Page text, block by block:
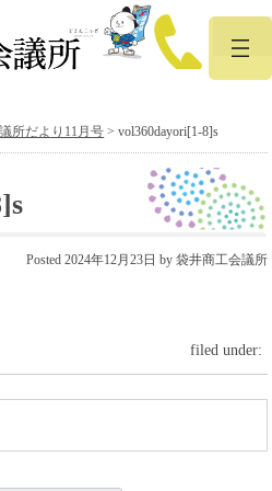
所だより11月号 >vol360dayori[1-8]s
Posted 2024年12月23日 by 袋井商工会議所
filed under: